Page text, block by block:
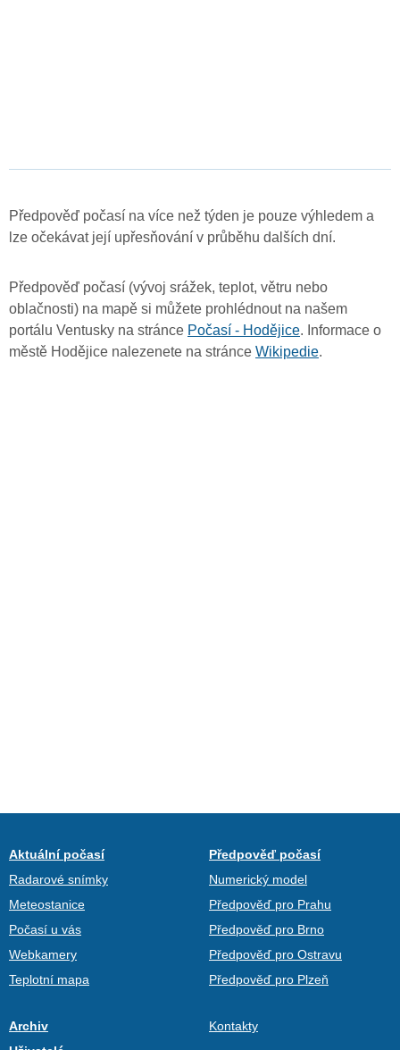
Předpověď počasí na více než týden je pouze výhledem a
lze očekávat její upřesňování v průběhu dalších dní.
Předpověď počasí (vývoj srážek, teplot, větru nebo
oblačnosti) na mapě si můžete prohlédnout na našem
portálu Ventusky na stránce Počasí - Hodějice. Informace o
městě Hodějice nalezenete na stránce Wikipedie.
Aktuální počasí
Radarové snímky
Meteostanice
Počasí u vás
Webkamery
Teplotní mapa
Předpověď počasí
Numerický model
Předpověď pro Prahu
Předpověď pro Brno
Předpověď pro Ostravu
Předpověď pro Plzeň
Archiv
Kontakty